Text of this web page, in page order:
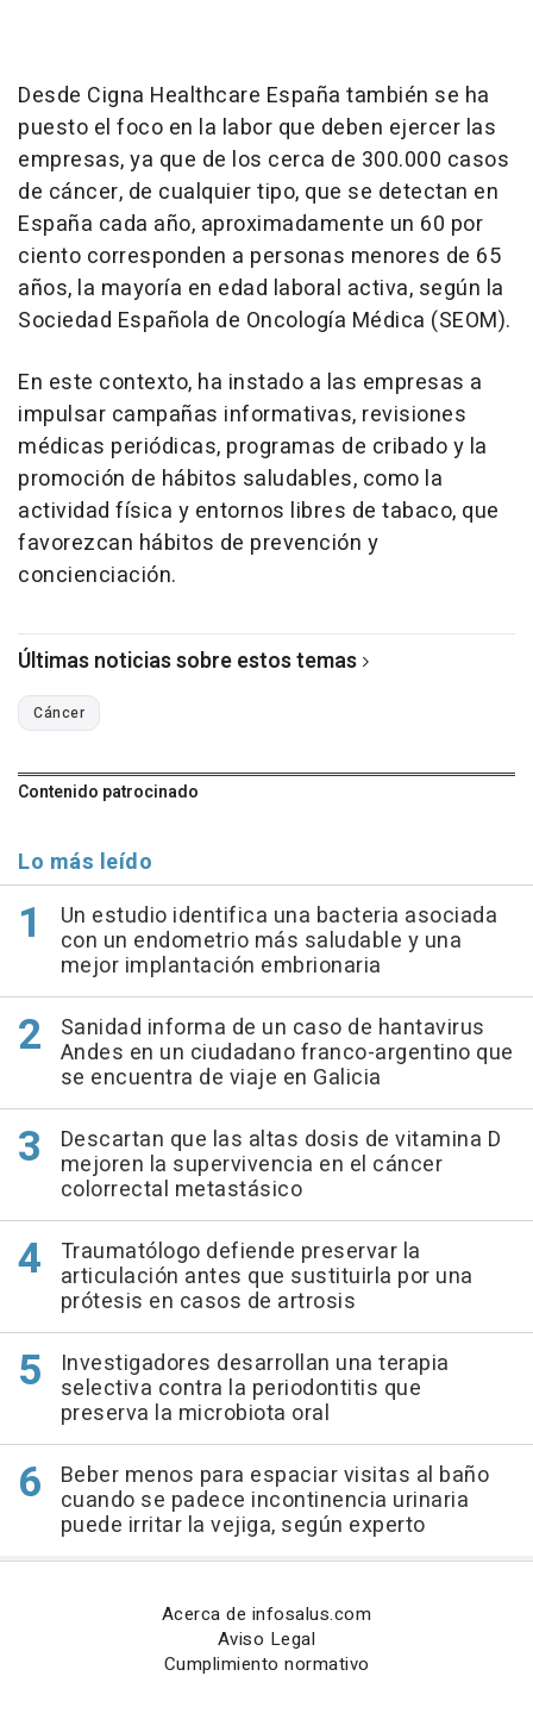
Desde Cigna Healthcare España también se ha
puesto el foco en la labor que deben ejercer las
empresas, ya que de los cerca de 300.000 casos
de cáncer, de cualquier tipo, que se detectan en
España cada año, aproximadamente un 60 por
ciento corresponden a personas menores de 65
años, la mayoría en edad laboral activa, según la
Sociedad Española de Oncología Médica (SEOM).
En este contexto, ha instado a las empresas a
impulsar campañas informativas, revisiones
médicas periódicas, programas de cribado y la
promoción de hábitos saludables, como la
actividad física y entornos libres de tabaco, que
favorezcan hábitos de prevención y
concienciación.
Últimas noticias sobre estos temas
Cáncer
Contenido patrocinado
Lo más leído
Un estudio identifica una bacteria asociada
con un endometrio más saludable y una
mejor implantación embrionaria
Sanidad informa de un caso de hantavirus
Andes en un ciudadano franco-argentino que
se encuentra de viaje en Galicia
Descartan que las altas dosis de vitamina D
mejoren la supervivencia en el cáncer
colorrectal metastásico
Traumatólogo defiende preservar la
articulación antes que sustituirla por una
prótesis en casos de artrosis
Investigadores desarrollan una terapia
selectiva contra la periodontitis que
preserva la microbiota oral
Beber menos para espaciar visitas al baño
cuando se padece incontinencia urinaria
puede irritar la vejiga, según experto
Acerca de infosalus.com
Aviso Legal
Cumplimiento normativo